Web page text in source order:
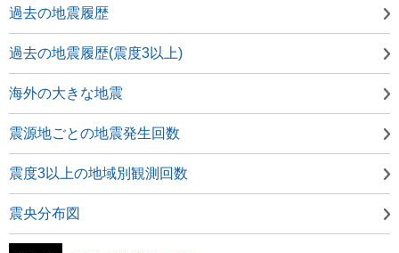
過去の地震履歴
過去の地震履歴(震度3以上)
海外の大きな地震
震源地ごとの地震発生回数
震度3以上の地域別観測回数
震央分布図